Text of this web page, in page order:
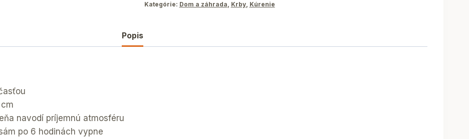
Kategórie: Dom a záhrada, Krby, Kúrenie
Popis
navodí príjemnú atmosféru
po 6 hodinách vypne